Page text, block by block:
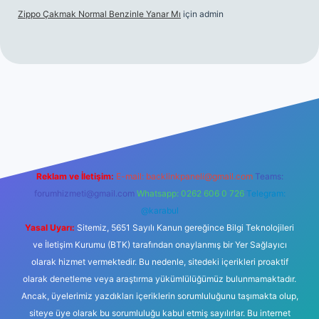
Zippo Çakmak Normal Benzinle Yanar Mı için admin
Reklam ve İletişim: E-mail: backlinkpaneli@gmail.com Teams:
forumhizmeti@gmail.com Whatsapp: 0262 606 0 726 Telegram:
@karabul
Yasal Uyarı: Sitemiz, 5651 Sayılı Kanun gereğince Bilgi Teknolojileri
ve İletişim Kurumu (BTK) tarafından onaylanmış bir Yer Sağlayıcı
olarak hizmet vermektedir. Bu nedenle, sitedeki içerikleri proaktif
olarak denetleme veya araştırma yükümlülüğümüz bulunmamaktadır.
Ancak, üyelerimiz yazdıkları içeriklerin sorumluluğunu taşımakta olup,
siteye üye olarak bu sorumluluğu kabul etmiş sayılırlar. Bu internet